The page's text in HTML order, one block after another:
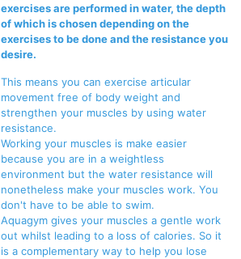
exercises are performed in water, the depth
of which is chosen depending on the
exercises to be done and the resistance you
desire.
This means you can exercise articular
movement free of body weight and
strengthen your muscles by using water
resistance.
Working your muscles is make easier
because you are in a weightless
environment but the water resistance will
nonetheless make your muscles work. You
don't have to be able to swim.
Aquagym gives your muscles a gentle work
out whilst leading to a loss of calories. So it
is a complementary way to help you lose